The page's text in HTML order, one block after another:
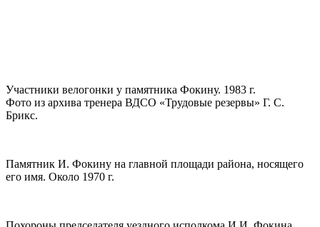
Участники велогонки у памятника Фокину. 1983 г.
Фото из архива тренера ВДСО «Трудовые резервы» Г. С.
Брикс.
Памятник И. Фокину на главной площади района, носящего
его имя. Около 1970 г.